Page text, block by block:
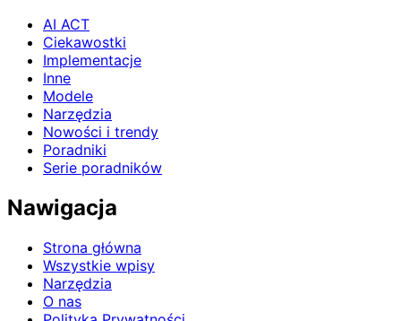
AI ACT
Ciekawostki
Implementacje
Inne
Modele
Narzędzia
Nowości i trendy
Poradniki
Serie poradników
Nawigacja
Strona główna
Wszystkie wpisy
Narzędzia
O nas